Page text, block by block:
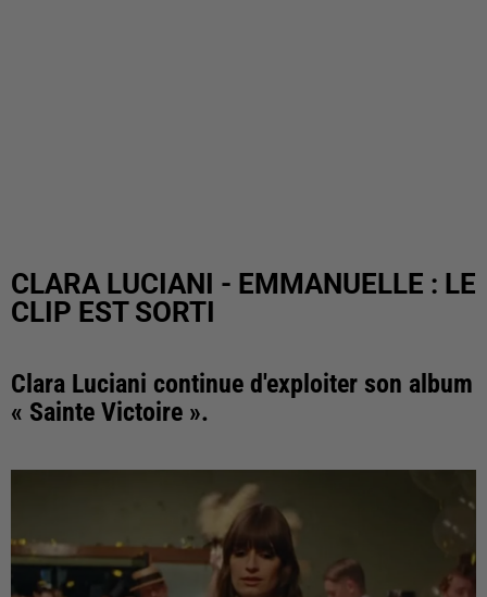
CLARA LUCIANI - EMMANUELLE : LE
CLIP EST SORTI
Clara Luciani continue d'exploiter son album
« Sainte Victoire ».